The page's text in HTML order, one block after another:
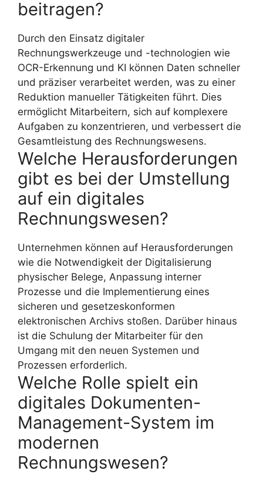
beitragen?
Durch den Einsatz digitaler
Rechnungswerkzeuge und -technologien wie
OCR-Erkennung und KI können Daten schneller
und präziser verarbeitet werden, was zu einer
Reduktion manueller Tätigkeiten führt. Dies
ermöglicht Mitarbeitern, sich auf komplexere
Aufgaben zu konzentrieren, und verbessert die
Gesamtleistung des Rechnungswesens.
Welche Herausforderungen
gibt es bei der Umstellung
auf ein digitales
Rechnungswesen?
Unternehmen können auf Herausforderungen
wie die Notwendigkeit der Digitalisierung
physischer Belege, Anpassung interner
Prozesse und die Implementierung eines
sicheren und gesetzeskonformen
elektronischen Archivs stoßen. Darüber hinaus
ist die Schulung der Mitarbeiter für den
Umgang mit den neuen Systemen und
Prozessen erforderlich.
Welche Rolle spielt ein
digitales Dokumenten-
Management-System im
modernen
Rechnungswesen?